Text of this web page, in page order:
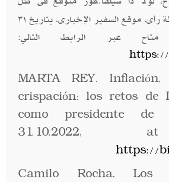
منافسة محتدمة، مقالة رأى، موقع السفير الإخبارى، بتاريخ ٣١
https://
MARTA REY,
crispación: los retos de
como presidente de
31.10.2022,
https://
Camilo Rocha, Los